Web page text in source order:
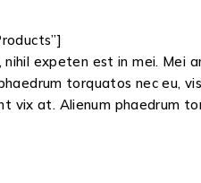
expeten est in mei. Mei
torquatos nec eu,
vix at. Alienum phaedrum